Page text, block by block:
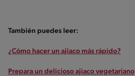
También puedes leer:
¿Cómo hacer un ajiaco más rápido?
Prepara un delicioso ajiaco vegetariano